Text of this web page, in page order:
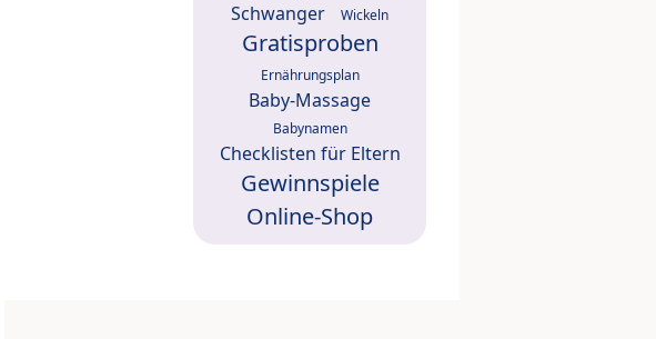
Schwanger Wickeln
Gratisproben
Ernährungsplan
Baby-Massage
Babynamen
Checklisten für Eltern
Gewinnspiele
Online-Shop